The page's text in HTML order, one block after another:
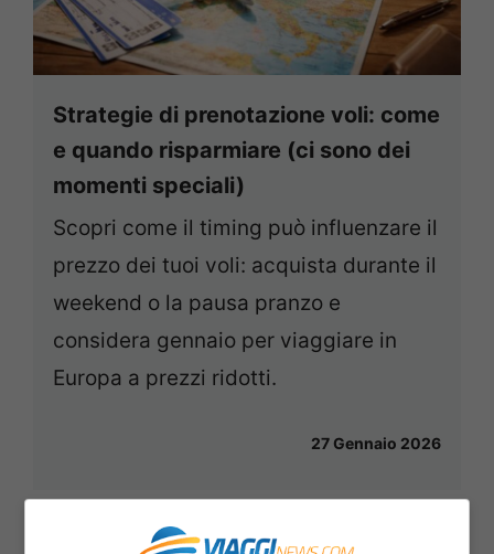
Strategie di prenotazione voli: come
e quando risparmiare (ci sono dei
momenti speciali)
Scopri come il timing può influenzare il
prezzo dei tuoi voli: acquista durante il
weekend o la pausa pranzo e
considera gennaio per viaggiare in
Europa a prezzi ridotti.
27 Gennaio 2026